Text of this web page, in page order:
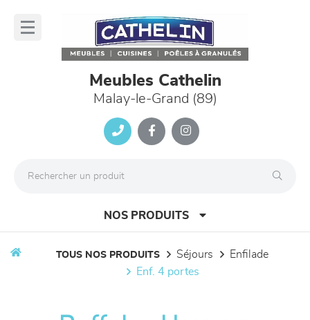
Meubles Cathelin
Malay-le-Grand (89)
NOS PRODUITS
TOUS NOS PRODUITS séjours
enfilade
enf. 4 portes